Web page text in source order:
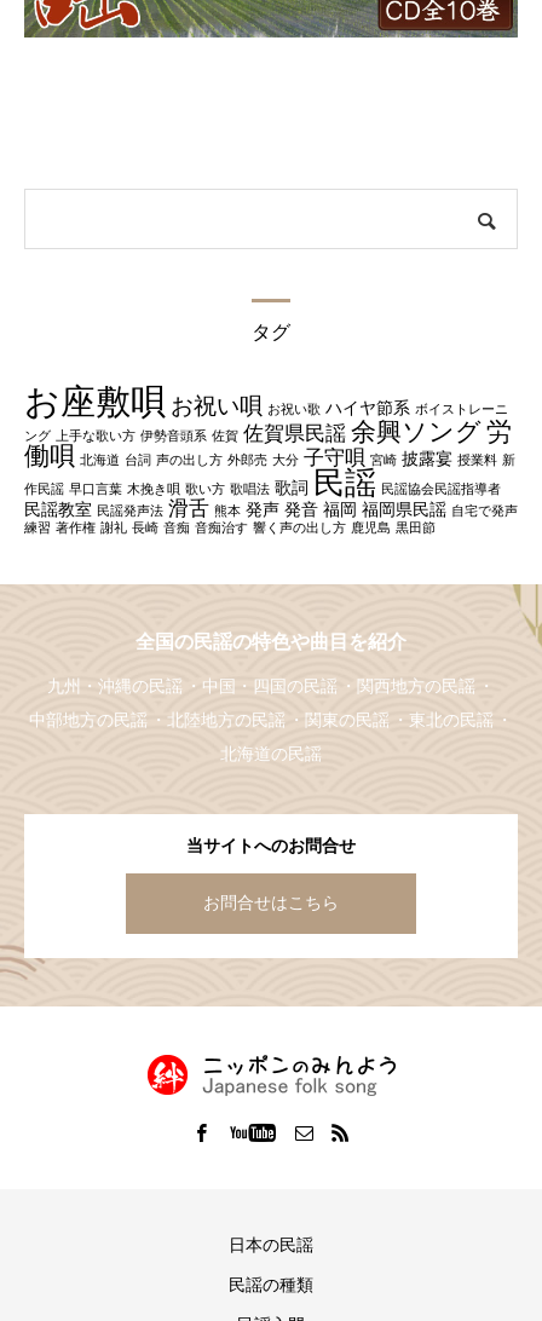
タグ
お座敷唄 お祝い唄 お祝い歌 ハイヤ節系 ボイストレーニ
ング 上手な歌い方 伊勢音頭系 佐賀 佐賀県民謡 余興ソング労
働唄 北海道 台詞 声の出し方 外郎売 大分 子守唄 宮崎 披露宴 授業料 新
作民謡 早口言葉 木挽き唄 歌い方 歌唱法 歌詞 民謡 民謡協会民謡指導者
民謡教室 民謡発声法 滑舌 熊本 発声 発音 福岡 福岡県民謡 自宅で発声
練習 著作権 謝礼 長崎 音痴 音痴治す 響く声の出し方 鹿児島 黒田節
全国の民謡の特色や曲目を紹介
九州・沖縄の民謡 中国・四国の民謡
関西地方の民謡
中部地方の民謡
北陸地方の民謡 関東の民謡
東北の民謡
北海道の民謡
当サイトへのお問合せ
お問合せはこちら
日本の民謡
民謡の種類